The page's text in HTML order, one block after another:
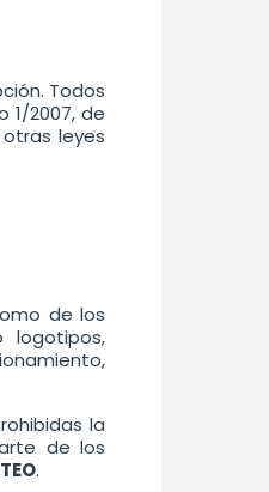
Todos
1/2007, de
leyes
de los
logotipos,
la
de los
.